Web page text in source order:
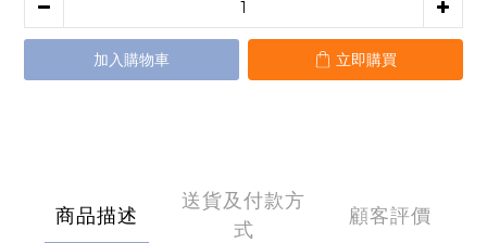
加入購物車 立即購買
商品描述
送貨及付款方
式
顧客評價